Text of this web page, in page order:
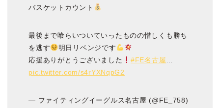
バスケットカウント
最後まで喰らいついていったものの惜しくも勝ち
を逃す
明日リベンジです
応援ありがとうございました
#FE名古屋…
pic.twitter.com/s4rYXNqpG2
— ファイティングイーグルス名古屋 (@FE_758)